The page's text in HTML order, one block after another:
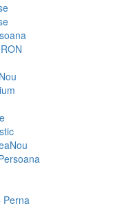
Nou
Nou
Perna